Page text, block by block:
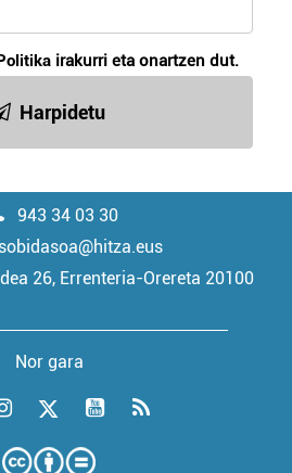
irakurri eta onartzen dut.
Harpidetu
943 34 03 30
26, Errenteria-Orereta 20100
Nor gara